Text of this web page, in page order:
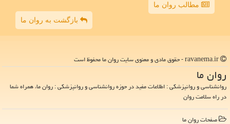
مطالب روان ما
بازگشت به روان ما
روان ما
روانشناسی و روانپزشکی : اطلاعات مفید در حوزه روانشناسی و روانپزشکی : روان ما، همراه شما
در راه سلامت روان
صفحات روان ما